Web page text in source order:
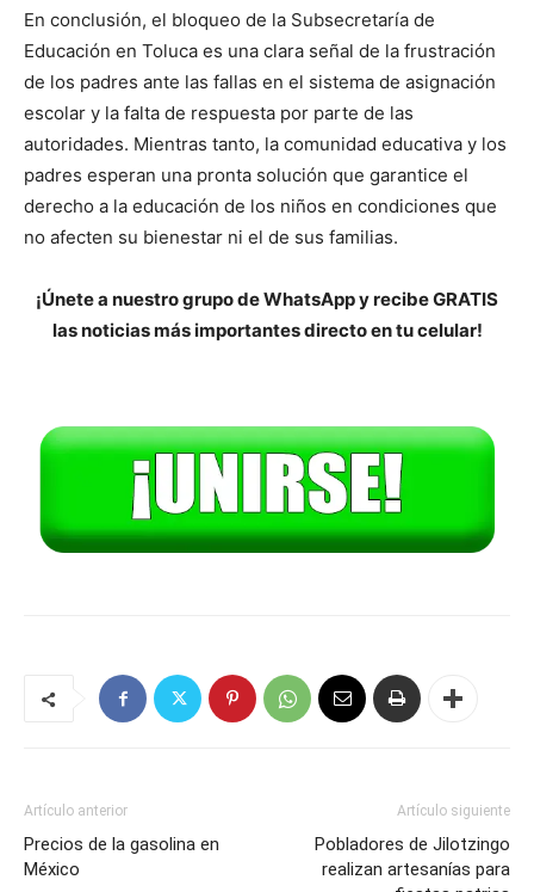
En conclusión, el bloqueo de la Subsecretaría de
Educación en Toluca es una clara señal de la frustración
de los padres ante las fallas en el sistema de asignación
escolar y la falta de respuesta por parte de las
autoridades. Mientras tanto, la comunidad educativa y los
padres esperan una pronta solución que garantice el
derecho a la educación de los niños en condiciones que
no afecten su bienestar ni el de sus familias.
¡Únete a nuestro grupo de WhatsApp y recibe GRATIS
las noticias más importantes directo en tu celular!
Artículo anterior
Precios de la gasolina en
México
Artículo siguiente
Pobladores de Jilotzingo
realizan artesanías para